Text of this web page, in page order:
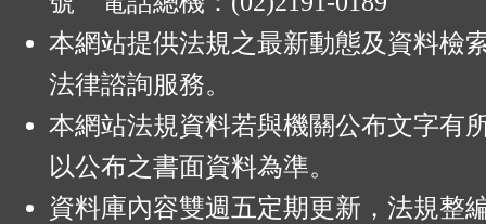
本網站提供法規之最新動態及資料檢
法律諮詢服務。
本網站法規資料若與機關公布文字有
以公布之書面資料為準。
資料庫內容雙週五定期更新，法規整